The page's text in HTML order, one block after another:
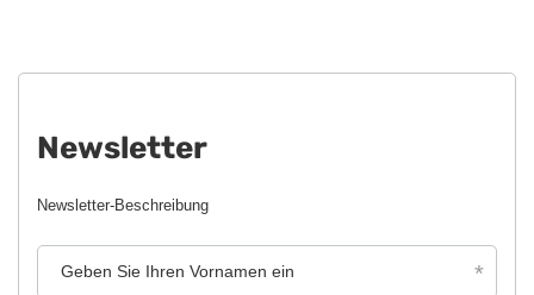
Newsletter
Newsletter-Beschreibung
Geben Sie Ihren Vornamen ein